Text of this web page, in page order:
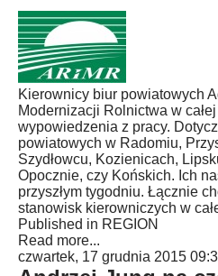
Kierownicy biur powiatowych
Modernizacji Rolnictwa w
wypowiedzenia z pracy.
powiatowych w Radomiu,
Szydłowcu, Kozienicach,
Opocznie, czy Końskich. Ich
przyszłym tygodniu. Łącznie
stanowisk kierowniczych w
Published in REGION
Read more...
czwartek, 17 grudnia 2015